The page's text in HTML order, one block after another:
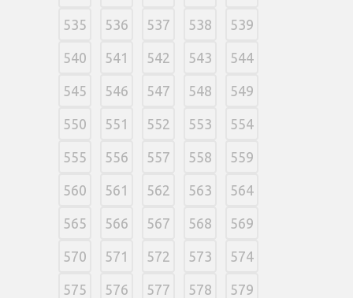
535 536 537 538 539
540 541 542 543 544
545 546 547 548 549
550 551 552 553 554
555 556 557 558 559
560 561 562 563 564
565 566 567 568 569
570 571 572 573 574
575 576 577 578 579